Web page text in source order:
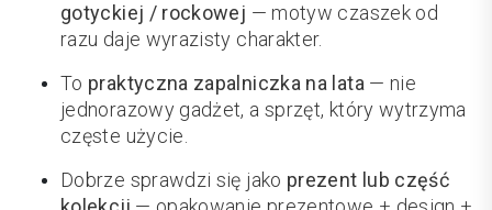
gotyckiej / rockowej — motyw czaszek od
razu daje wyrazisty charakter.
To praktyczna zapalniczka na lata— nie
jednorazowy gadżet, a sprzęt, który wytrzyma
częste użycie.
Dobrze sprawdzi się jako prezent lub część